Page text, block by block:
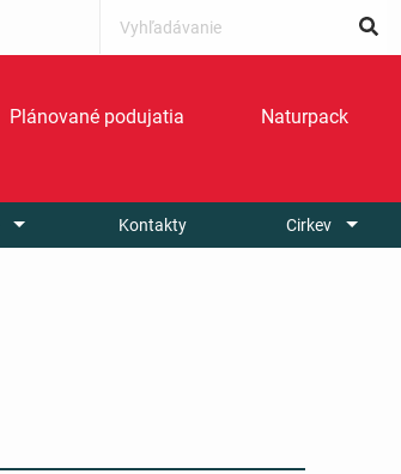
Plánované podujatia Naturpack
Kontakty Cirkev